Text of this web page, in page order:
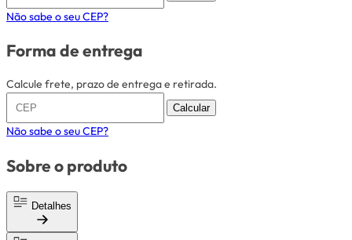
Não sabe o seu CEP?
Forma de entrega
Calcule frete, prazo de entrega e retirada.
Calcular
Não sabe o seu CEP?
Sobre o produto
Detalhes